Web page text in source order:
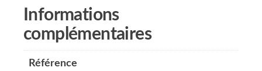
Informations
complémentaires
Référence